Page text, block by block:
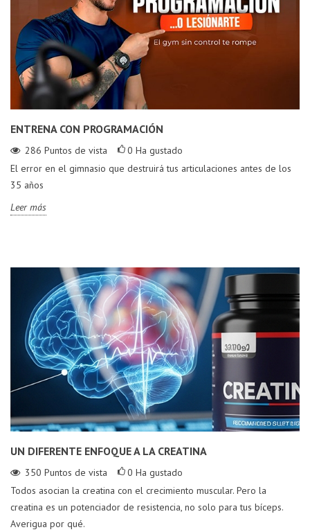
ENTRENA CON PROGRAMACIÓN
286 Puntos de vista 0 Ha gustado
El error en el gimnasio que destruirá tus articulaciones antes de los
35 años
Leer más
UN DIFERENTE ENFOQUE A LA CREATINA
350 Puntos de vista 0 Ha gustado
Todos asocian la creatina con el crecimiento muscular. Pero la
creatina es un potenciador de resistencia, no solo para tus bíceps.
Averigua por qué.